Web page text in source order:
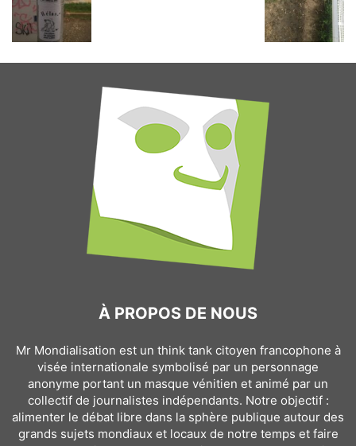
À PROPOS DE NOUS
Mr Mondialisation est un think tank citoyen francophone à
visée internationale symbolisé par un personnage
anonyme portant un masque vénitien et animé par un
collectif de journalistes indépendants. Notre objectif :
alimenter le débat libre dans la sphère publique autour des
grands sujets mondiaux et locaux de notre temps et faire